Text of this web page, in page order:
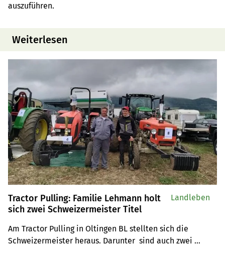
auszuführen.
Weiterlesen
Tractor Pulling: Familie Lehmann holt
sich zwei Schweizermeister Titel
Am Tractor Pulling in Oltingen BL stellten sich die
Schweizermeister heraus. Darunter  sind auch zwei
Landleben